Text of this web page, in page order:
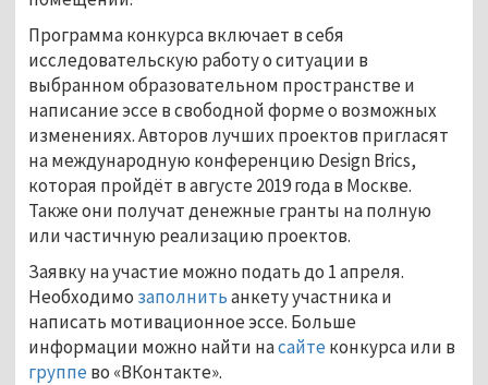
Программа конкурса включает в себя
исследовательскую работу о ситуации в
выбранном образовательном пространстве и
написание эссе в свободной форме о возможных
изменениях. Авторов лучших проектов пригласят
на международную конференцию Design Brics,
которая пройдёт в августе 2019 года в Москве.
Также они получат денежные гранты на полную
или частичную реализацию проектов.
Заявку на участие можно подать до 1 апреля.
Необходимо заполнитьанкету участника и
написать мотивационное эссе. Больше
информации можно найти насайте конкурса или в
группе во «ВКонтакте».